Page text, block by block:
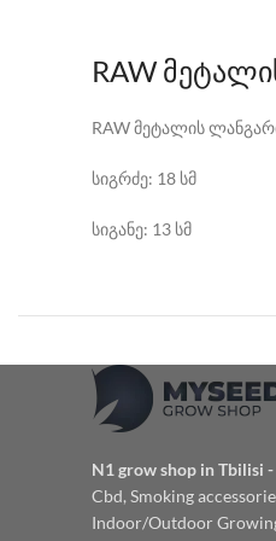
RAW
RAW მეტალის
სიგრძე: 18 სმ
სიგანე: 13 სმ
N1 grow shop in Tbilisi
Cbd, Smoking
Indoor/Outdoor